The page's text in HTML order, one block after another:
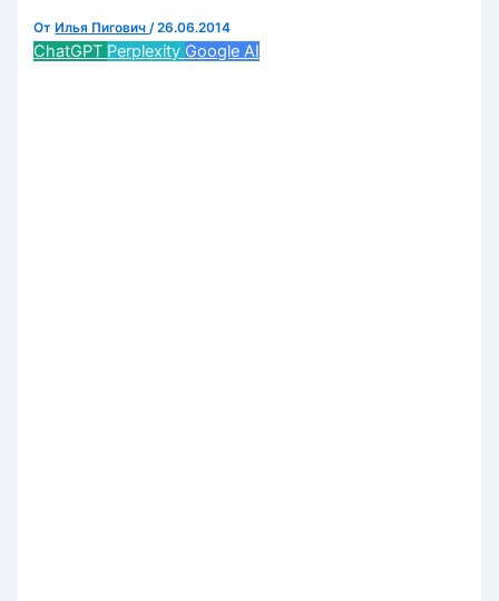
От Илья Пигович/26.06.2014
ChatGPT Perplexity Google AI